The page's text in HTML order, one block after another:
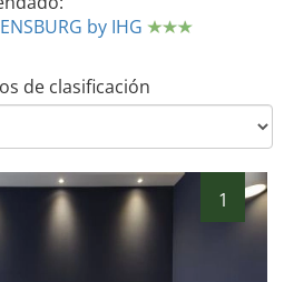
by IHG
de clasificación
1